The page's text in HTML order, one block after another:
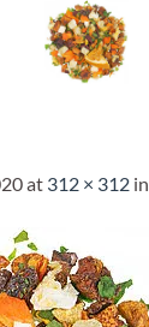
at 312 × 312 in